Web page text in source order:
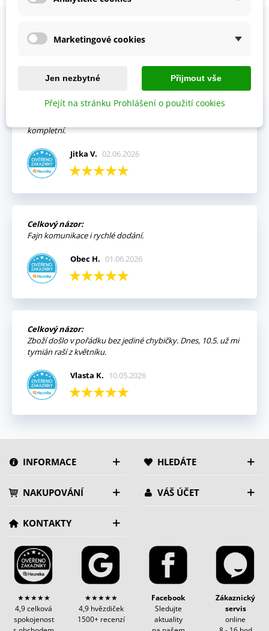
OVĚŘENO NAŠIMI ZÁKAZNÍKY
Prohlédněte si vybraná hodnocení našich zákazníků.
Výhody:
kompletní.
Jitka V. 02.06.2026
Celkový názor:
Fajn komunikace i rychlé dodání.
Obec H. 01.06.2026
Celkový názor:
Zboží došlo v pořádku bez jediné chybičky. Dnes, 10.5. už mi
tymián raší z květníku.
Vlasta K. 10.05.2026
INFORMACE HLEDÁTE
NAKUPOVÁNÍ VÁŠ ÚČET
KONTAKTY
★★★★★
4,9 celková
spokojenost
★★★★★
4,9 hvězdiček
1500+ recenzí
Facebook
Sledujte
aktuality
Zákaznický
servis
online
Marketingové cookies
Jen nezbytné Přijmout vše
Přejít na stránku Prohlášení o použití cookies